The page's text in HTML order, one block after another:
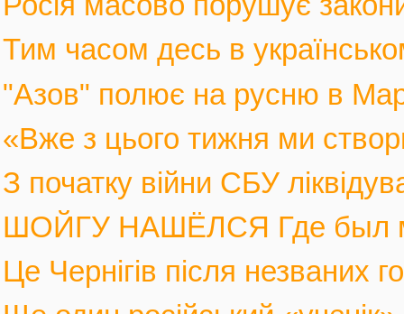
Тим часом десь в
"Азов" полює на русню в
«Вже з цього тижня ми
З початку війни СБУ
ШОЙГУ НАШЁЛСЯ Где был
Це Чернігів після незваних